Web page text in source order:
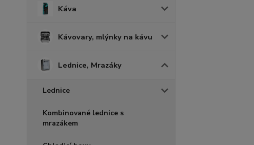
Káva
Kávovary, mlýnky na kávu
Lednice, Mrazáky
Lednice
Kombinované lednice s
mrazákem